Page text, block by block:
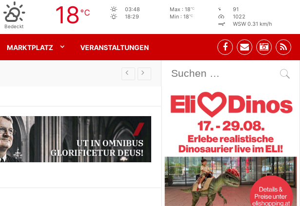
Bedeckt 18 °C
03:48
18:29
Max : 18°C
Min : 18°C
91
1022
WSW 0.31 km/h
MARKTPLATZ VERANSTALTUNGEN
Stehbeisl Stainach Öffnungszeiten